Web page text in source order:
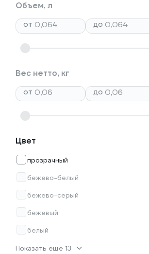
Объем, л
от
до
Вес нетто, кг
от
до
Цвет
прозрачный
бежево-белый
бежево-серый
бежевый
белый
Показать еще 13